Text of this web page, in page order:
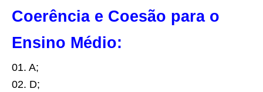
Coerência e Coesão para o
Ensino Médio:
01. A;
02. D;